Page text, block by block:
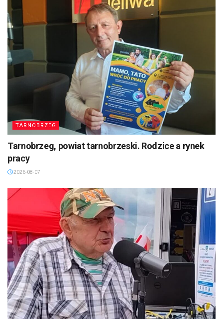
TARNOBRZEG
Tarnobrzeg, powiat tarnobrzeski. Rodzice a rynek
pracy
2026-08-07